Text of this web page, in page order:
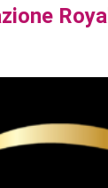
Royal